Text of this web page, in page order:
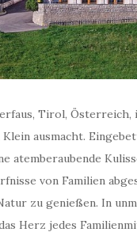
Tirol,
ausmacht.
von Familien
zu genießen. In
Herz jedes